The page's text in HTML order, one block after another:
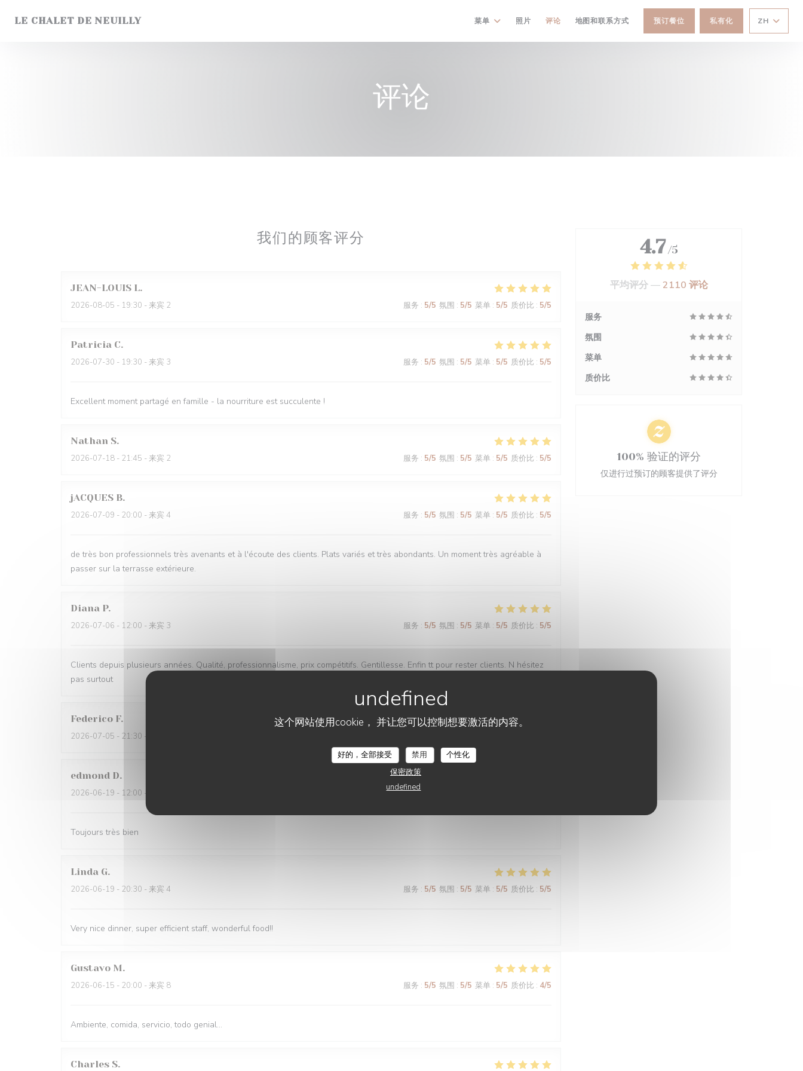
这个网站使用cookie， 并让您可以控制想要激活的内容。
好的，全部接受 禁用
个性化
保密政策
undefined
LE CHALET DE NEUILLY 菜单 照片 评论 地图和联系方式 预订餐位 私有化 ZH
评论
我们的顾客评分
JEAN-LOUIS L
2026-08-05 - 19:30 - 来宾 2 服务 : 5/5 氛围 : 5/5 菜单 : 5/5 质价比 : 5/5
Patricia C
2026-07-30 - 19:30 - 来宾 3 服务 : 5/5 氛围 : 5/5 菜单 : 5/5 质价比 : 5/5
Excellent moment partagé en famille - la nourriture est succulente !
Nathan S
2026-07-18 - 21:45 - 来宾 2 服务 : 5/5 氛围 : 5/5 菜单 : 5/5 质价比 : 5/5
jACQUES B
2026-07-09 - 20:00 - 来宾 4 服务 : 5/5 氛围 : 5/5 菜单 : 5/5 质价比 : 5/5
de très bon professionnels très avenants et à l'écoute des clients. Plats variés et très abondants. Un moment très agréable à
passer sur la terrasse extérieure.
Diana P
2026-07-06 - 12:00 - 来宾 3 服务 : 5/5 氛围 : 5/5 菜单 : 5/5 质价比 : 5/5
Clients depuis plusieurs années. Qualité, professionnalisme, prix compétitifs. Gentillesse. Enfin tt pour rester clients. N hésitez
pas surtout
Federico F
2026-07-05 - 21:30 - 来宾 2
edmond D
2026-06-19 - 12:00 - 来宾 2 服务:
Toujours très bien
Linda G
2026-06-19 - 20:30 - 来宾 4 服务 : 5/5 氛围 : 5/5 菜单 : 5/5 质价比 : 5/5
Very nice dinner, super efficient staff, wonderful food!!
Gustavo M
2026-06-15 - 20:00 - 来宾 8 服务 : 5/5 氛围 : 5/5 菜单 : 5/5 质价比 : 4/5
Ambiente, comida, servicio, todo genial...
Charles S
4.7 /5
平均评分 —2110 评论
服务
氛围
菜单
质价比
100% 验证的评分
仅进行过预订的顾客提供了评分